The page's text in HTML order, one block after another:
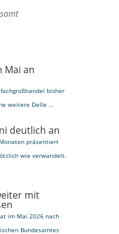
Mai an
bisher
weitere Delle ...
deutlich an
präsentiert
wie verwandelt.
mit
im Mai 2026 nach
Bundesamtes